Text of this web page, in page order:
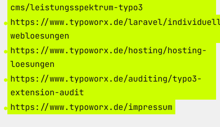
cms/leistungsspektrum-typo3
https://www.typoworx.de/laravel/
webloesungen
https://www.typoworx.de/hosting/hosting-
loesungen
https://www.typoworx.de/auditing/typo3-
extension-audit
https://www.typoworx.de/impressum